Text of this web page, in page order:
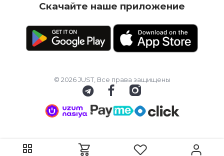
Скачайте наше приложение
© 2026 JUST, Все права защищены